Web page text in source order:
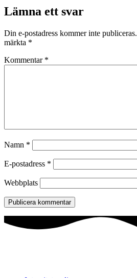
Lämna ett svar
Din e-postadress kommer inte publiceras.
märkta *
Kommentar *
Namn *
E-postadress *
Webbplats